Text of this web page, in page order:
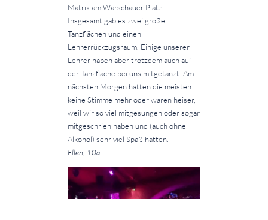
Matrix am Warschauer Platz.
Insgesamt gab es zwei große
Tanzflächen und einen
Lehrerrückzugsraum. Einige unserer
Lehrer haben aber trotzdem auch auf
der Tanzfläche bei uns mitgetanzt. Am
nächsten Morgen hatten die meisten
keine Stimme mehr oder waren heiser,
weil wir so viel mitgesungen oder sogar
mitgeschrien haben und (auch ohne
Alkohol) sehr viel Spaß hatten.
Ellen, 10a